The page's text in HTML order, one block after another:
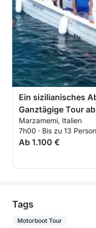
Ein sizilianisches
Ganztägige Tour
Marzamemi, Italien
7h00 · Bis zu 13
Ab 1.100 €
Tags
Motorboot Tour